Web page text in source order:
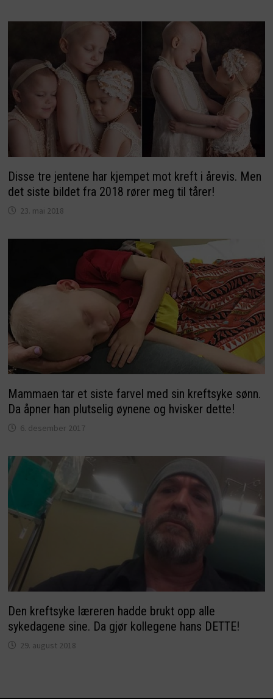
Disse tre jentene har kjempet mot kreft i årevis. Men
det siste bildet fra 2018 rører meg til tårer!
23. mai 2018
Mammaen tar et siste farvel med sin kreftsyke sønn.
Da åpner han plutselig øynene og hvisker dette!
6. desember 2017
Den kreftsyke læreren hadde brukt opp alle
sykedagene sine. Da gjør kollegene hans DETTE!
29. august 2018